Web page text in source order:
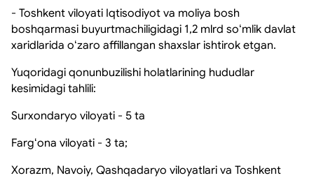
- Toshkent viloyati Iqtisodiyot va moliya bosh
boshqarmasi buyurtmachiligidagi 1,2 mlrd soʻmlik davlat
xaridlarida oʻzaro affillangan shaxslar ishtirok etgan.
Yuqoridagi qonunbuzilishi holatlarining hududlar
kesimidagi tahlili:
Surxondaryo viloyati - 5 ta
Fargʻona viloyati - 3 ta;
Xorazm, Navoiy, Qashqadaryo viloyatlari va Toshkent